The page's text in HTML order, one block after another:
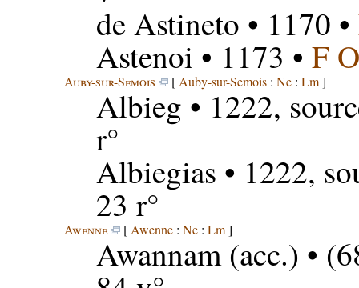
de Astineto • 1170 •
Astenoi • 1173 • F O
Auby-sur-Semois [ Auby-sur-Semois: Ne: Lm]
Albieg • 1222,
r°
Albiegias • 1222,
23 r°
Awenne [ Awenne: Ne: Lm]
Awannam(acc.) •